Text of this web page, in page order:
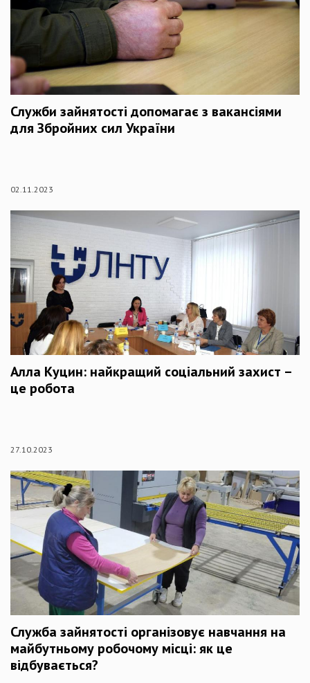
Служби зайнятості допомагає з вакансіями
для Збройних сил України
02.11.2023
Алла Куцин: найкращий соціальний захист –
це робота
27.10.2023
Служба зайнятості організовує навчання на
майбутньому робочому місці: як це
відбувається?